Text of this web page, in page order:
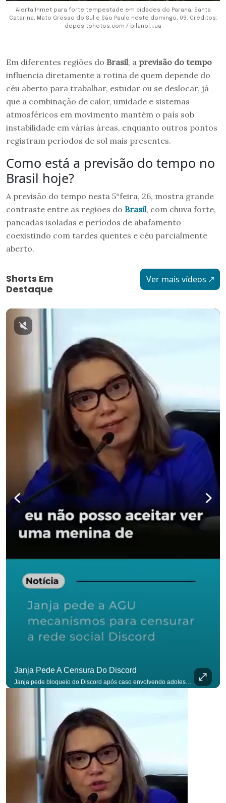
Alerta Inmet para forte tempestade em cidades do Paraná, Santa
Catarina, Mato Grosso do Sul e São Paulo neste domingo, 09. Créditos:
depositphotos.com / bilanol.i.ua
Em diferentes regiões do Brasil, a previsão do tempo
influencia diretamente a rotina de quem depende do
céu aberto para trabalhar, estudar ou se deslocar, já
que a combinação de calor, umidade e sistemas
atmosféricos em movimento mantém o país sob
instabilidade em várias áreas, enquanto outros pontos
registram períodos de sol mais presentes.
Como está a previsão do tempo no
Brasil hoje?
A previsão do tempo nesta 5°feira, 26, mostra grande
contraste entre as regiões do Brasil, com chuva forte,
pancadas isoladas e períodos de abafamento
coexistindo com tardes quentes e céu parcialmente
aberto.
Shorts Em
Destaque
Ver mais vídeos
Janja Pede A Censura Do Discord
Janja pede bloqueio do Discord após caso envolvendo adolescente: “Precisamos tirar do ar”. #OAntagonista Se você busca informação com credibilidade, inscreva-se agora e ative o